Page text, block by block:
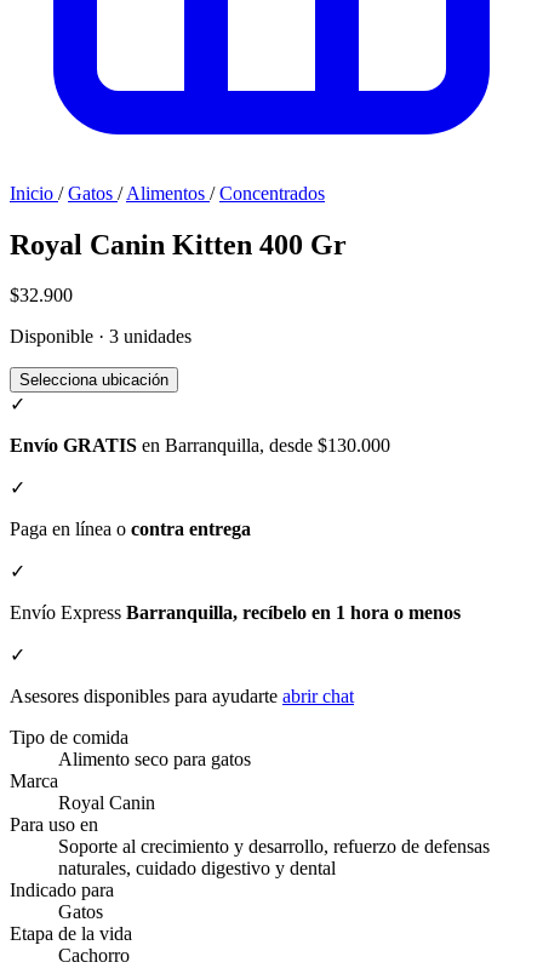
Inicio / Gatos / Alimentos / Concentrados
Royal Canin Kitten 400 Gr
$32.900
Disponible · 3 unidades
Selecciona ubicación
✓
Envío GRATIS en Barranquilla, desde $130.000
✓
Paga en línea o contra entrega
✓
Envío Express Barranquilla, recíbelo en 1 hora o menos
✓
Asesores disponibles para ayudarte abrir chat
Tipo de comida
Alimento seco para gatos
Marca
Royal Canin
Para uso en
Soporte al crecimiento y desarrollo, refuerzo de defensas
naturales, cuidado digestivo y dental
Indicado para
Gatos
Etapa de la vida
Cachorro